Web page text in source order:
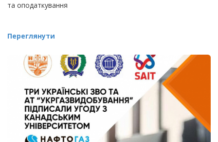
та оподаткування
Переглянути